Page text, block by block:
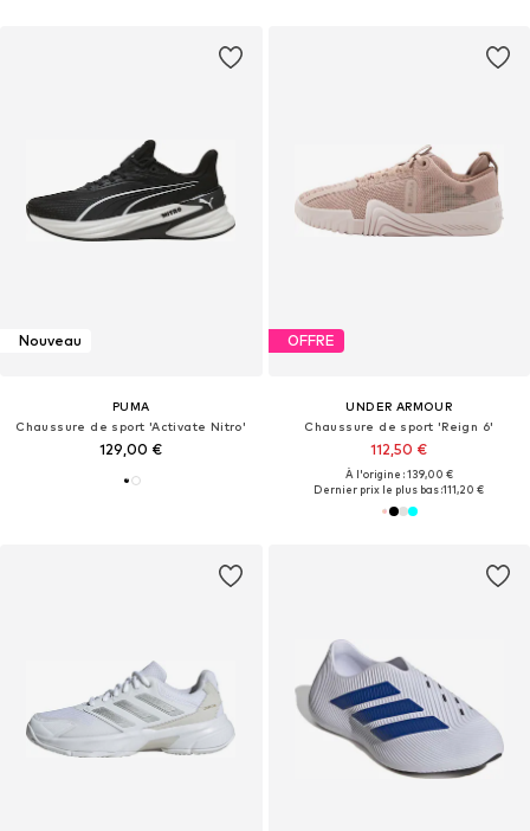
Nouveau
PUMA
Chaussure de sport 'Activate Nitro'
129,00 €
OFFRE
UNDER ARMOUR
Chaussure de sport 'Reign 6'
112,50 €
À l'origine : 139,00 €
Dernier prix le plus bas :111,20 €